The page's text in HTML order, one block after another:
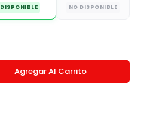
DISPONIBLE NO DISPONIBLE
Agregar Al Carrito